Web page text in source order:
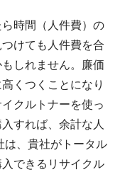
時間（人件費）の
けても人件費を合
しれません。廉価
くつくことになり
クルトナーを使っ
すれば、余計な人
は、貴社がトータル
できるリサイクル